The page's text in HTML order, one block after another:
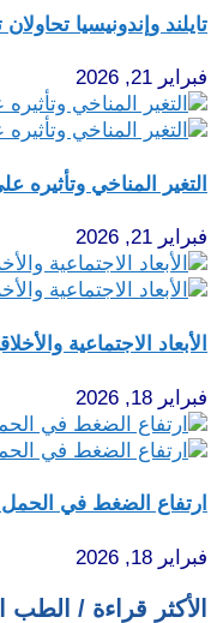
تايلند وإندونيسيا
فبراير 21, 2026
التغير المناخي وتأثيره
فبراير 21, 2026
الأبعاد الاجتماعية
فبراير 18, 2026
ارتفاع الضغط في
فبراير 18, 2026
الأكثر قراءة / الطب